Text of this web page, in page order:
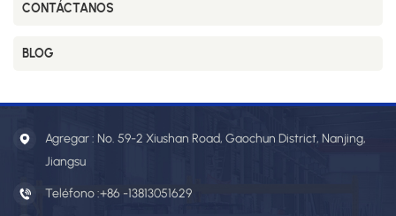
CONTÁCTANOS
BLOG
Agregar : No. 59-2 Xiushan Road, Gaochun District, Nanjing,
Jiangsu
Teléfono :+86 -13813051629